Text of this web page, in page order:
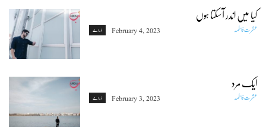
کیا میں اندر آسکتا ہوں
ڈرامے عشرت فاطمہ February 4, 2023
ایک مرد
ڈرامے عشرت فاطمہ February 3, 2023